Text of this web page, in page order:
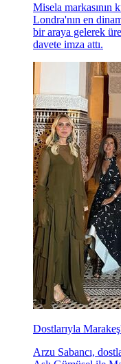
Misela markasının
Londra'nın en
bir araya gelerek
davete imza attı.
Dostlarıyla
Arzu Sabancı,